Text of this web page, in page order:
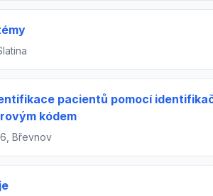
pacientů pomocí
kódem
Břevnov